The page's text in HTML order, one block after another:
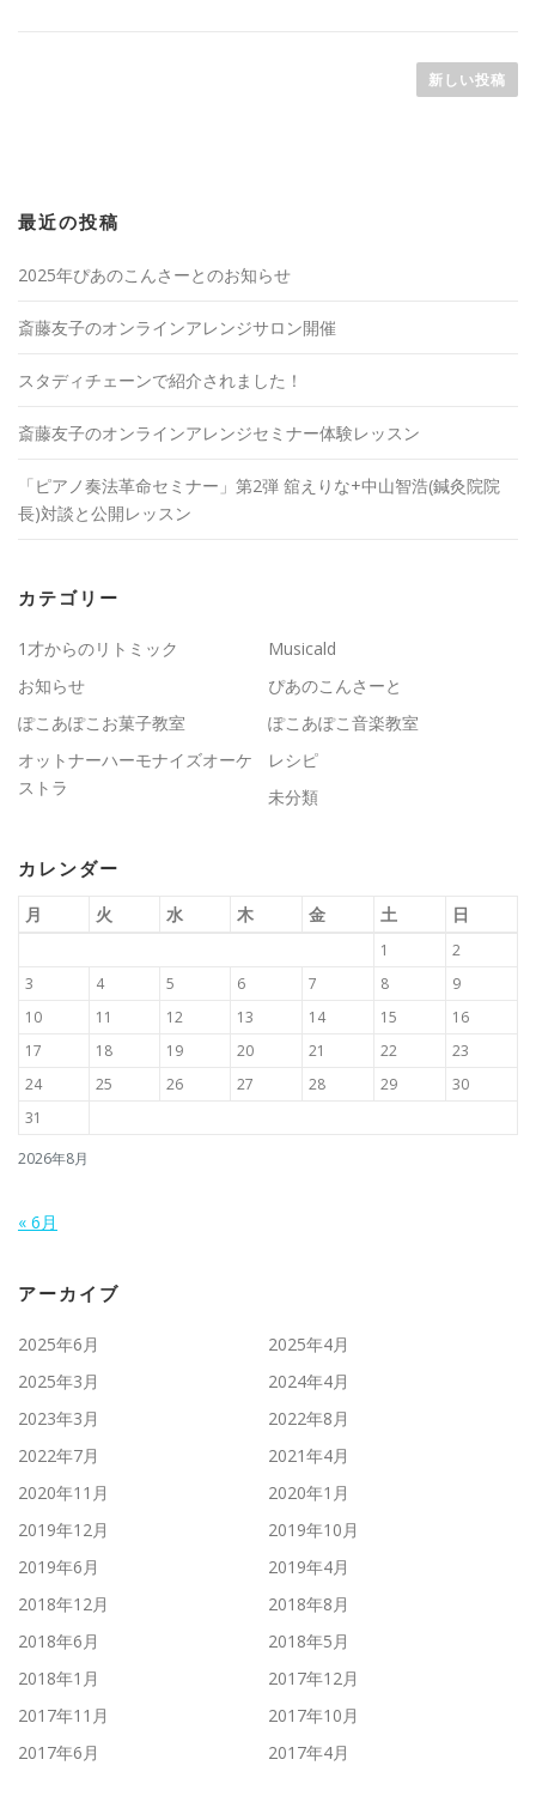
新しい投稿
最近の投稿
2025年ぴあのこんさーとのお知らせ
斎藤友子のオンラインアレンジサロン開催
スタディチェーンで紹介されました！
斎藤友子のオンラインアレンジセミナー体験レッスン
「ピアノ奏法革命セミナー」第2弾 舘えりな+中山智浩(鍼灸院院
長)対談と公開レッスン
カテゴリー
1才からのリトミック
Musicald
お知らせ
ぴあのこんさーと
ぽこあぽこお菓子教室
ぽこあぽこ音楽教室
オットナーハーモナイズオーケ
ストラ
レシピ
未分類
カレンダー
2026年8月
月 火 水 木 金 土 日
1
2
3
4 5 6 7 8
9
10
11 12 13 14 15
16
17
18 19 20 21 22
23
24
25 26 27 28 29
30
31
« 6月
アーカイブ
2025年6月
2025年4月
2025年3月
2024年4月
2023年3月
2022年8月
2022年7月
2021年4月
2020年11月
2020年1月
2019年12月
2019年10月
2019年6月
2019年4月
2018年12月
2018年8月
2018年6月
2018年5月
2018年1月
2017年12月
2017年11月
2017年10月
2017年6月
2017年4月